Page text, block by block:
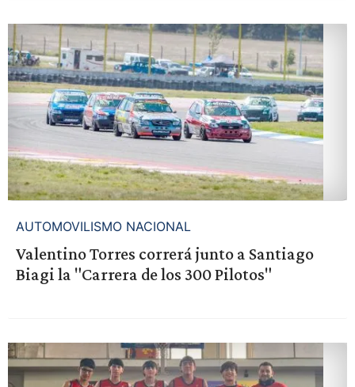
AUTOMOVILISMO NACIONAL
Valentino Torres correrá junto a Santiago
Biagi la "Carrera de los 300 Pilotos"